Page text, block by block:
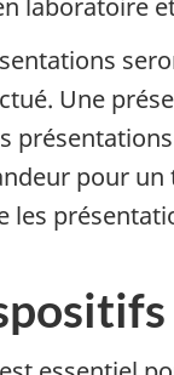
laboratoire
Une
pour un
les